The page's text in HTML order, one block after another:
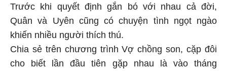
Trước khi quyết định gắn bó với nhau cả đời,
Quân và Uyên cũng có chuyện tình ngọt ngào
khiến nhiều người thích thú.
Chia sẻ trên chương trình Vợ chồng son, cặp đôi
cho biết lần đầu tiên gặp nhau là vào tháng